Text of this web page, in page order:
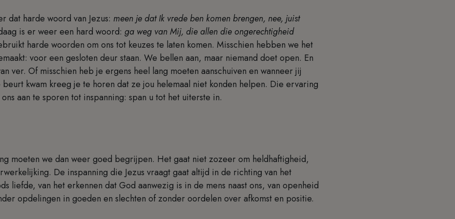
dat harde woord van Jezus: meen je dat Ik vrede ben komen brengen, nee, juist
is er weer een hard woord: ga weg van Mij, die allen die ongerechtigheid
harde woorden om ons tot keuzes te laten komen. Misschien hebben we het
voor een gesloten deur staan. We bellen aan, maar niemand doet open. En
ver. Of misschien heb je ergens heel lang moeten aanschuiven en wanneer jij
kwam kreeg je te horen dat ze jou helemaal niet konden helpen. Die ervaring
aan te sporen tot inspanning: span u tot het uiterste in.
moeten we dan weer goed begrijpen. Het gaat niet zozeer om heldhaftigheid,
De inspanning die Jezus vraagt gaat altijd in de richting van het
liefde, van het erkennen dat God aanwezig is in de mens naast ons, van openheid
opdelingen in goeden en slechten of zonder oordelen over afkomst en positie.